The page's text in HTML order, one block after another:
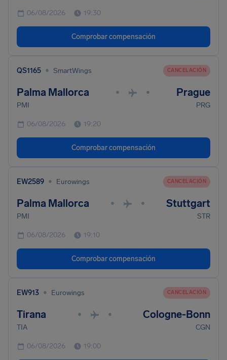
06/08/2026 19:30
Comprobar compensación
QS1165 • SmartWings CANCELACIÓN
Palma Mallorca • • Prague
PMI PRG
06/08/2026 19:20
Comprobar compensación
EW2589 • Eurowings CANCELACIÓN
Palma Mallorca • • Stuttgart
PMI STR
06/08/2026 19:10
Comprobar compensación
EW913 • Eurowings CANCELACIÓN
Tirana • • Cologne-Bonn
TIA CGN
06/08/2026 19:00